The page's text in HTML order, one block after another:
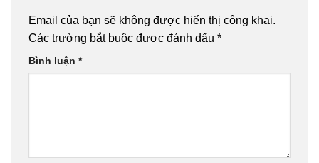
Email của bạn sẽ không được hiển thị công khai.
Các trường bắt buộc được đánh dấu *
Bình luận *